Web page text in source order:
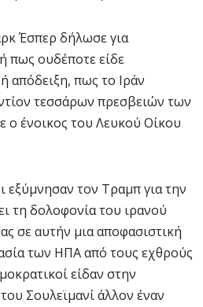
Έσπερ δήλωσε για
πως ουδέποτε είδε
απόδειξη, πως το Ιράν
τεσσάρων πρεσβειών των
ένοικος του Λευκού Οίκου
εξύμνησαν τον Τραμπ για την
τη δολοφονία του ιρανού
σε αυτήν μια αποφασιστική
των ΗΠΑ από τους εχθρούς
είδαν στην
Σουλεϊμανί άλλον έναν